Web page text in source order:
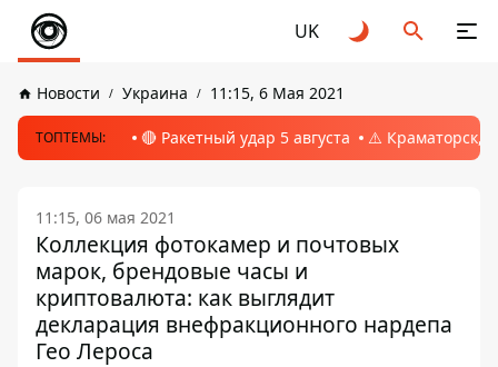
UK
Новости Украина 11:15, 6 Мая 2021
ТОПТЕМЫ: 🔴 Ракетный удар 5 августа ⚠️ Краматорск,
11:15, 06 мая 2021
Коллекция фотокамер и почтовых
марок, брендовые часы и
криптовалюта: как выглядит
декларация внефракционного нардепа
Гео Лероса